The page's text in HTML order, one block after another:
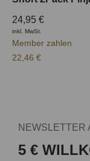
24,95 €
inkl. MwSt.
Member zahlen
22,46 €
NEWSLETTER
5 €